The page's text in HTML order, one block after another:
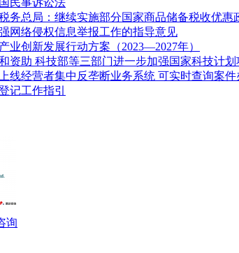
务总局：继续实施部分国家商品储备税收优惠
网络侵权信息举报工作的指导意见
业创新发展行动方案（2023—2027年）
资助 科技部等三部门进一步加强国家科技计
线经营者集中反垄断业务系统 可实时查询案件
记工作指引
询